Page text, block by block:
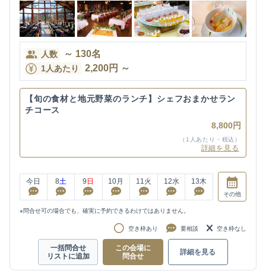
人数 ～ 130名
1人あたり 2,200円 ～
【旬の食材と地元野菜のランチ】シェフおまかせラン
チコース
8,800円
（1人あたり・税込）
詳細を見る
今日 8土 9 日 10月 11 火 12水 13木
その他
※問合せ可の場合でも、確実に予約できるわけではありません。
空き枠あり 要相談 空き枠なし
一括問合せ
リストに追加
この会場に
問合せ
詳細を見る